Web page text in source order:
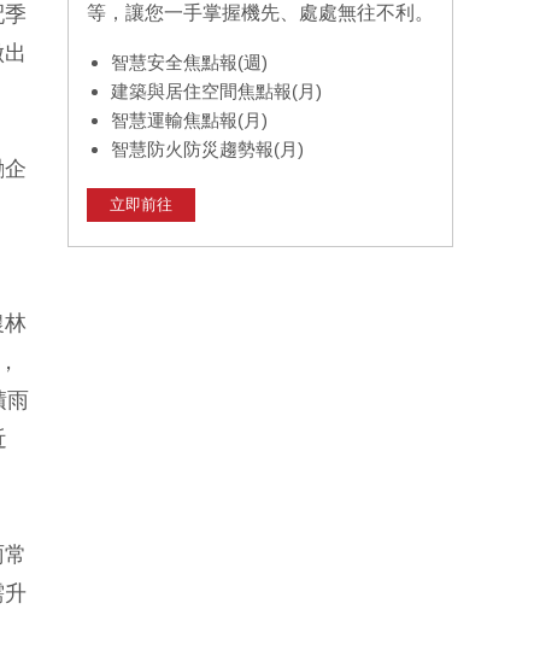
雨
升
等，讓您一手掌握機先、處處無往不利。
智慧安全焦點報(週)
建築與居住空間焦點報(月)
智慧運輸焦點報(月)
智慧防火防災趨勢報(月)
立即前往